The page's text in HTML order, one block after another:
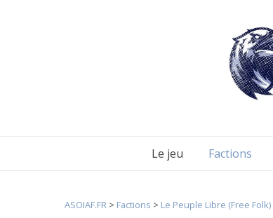
Le jeu Factions
ASOIAF.FR > Factions > Le Peuple Libre (Free Folk)